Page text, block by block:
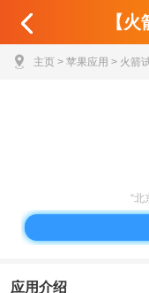
【
主页 > 苹果应用 > 火箭
“北
应用介绍